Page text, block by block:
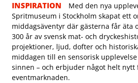
INSPIRATION
Med den nya
Spritmuseum i Stockholm skapat ett
middagsäventyr där gästerna får äta
300 år av svensk mat- och
projektioner, ljud, dofter och
middagen till en sensorisk
sinnen – och erbjuder något helt nytt
eventmarknaden.